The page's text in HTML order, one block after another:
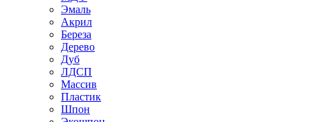
Эмаль
Акрил
Береза
Дерево
Дуб
ЛДСП
Массив
Пластик
Шпон